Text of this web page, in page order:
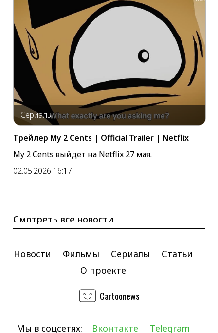
Сериалы
Трейлер My 2 Cents | Official Trailer | Netflix
My 2 Cents выйдет на Netflix 27 мая.
02.05.2026 16:17
Смотреть все новости
Новости Фильмы Сериалы
Статьи
О проекте
Cartoonews
Мы в соцсетях: Вконтакте Telegram